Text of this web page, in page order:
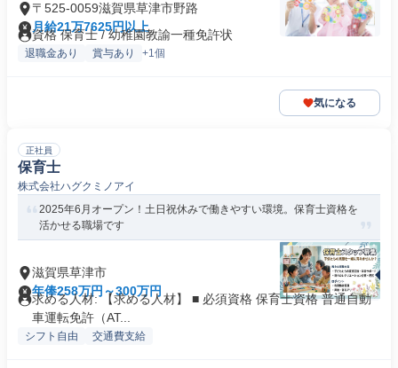
〒525-0059滋賀県草津市野路
月給21万7625円以上
資格 保育士 / 幼稚園教諭一種免許状
退職金あり 賞与あり +1個
気になる
正社員
保育士
株式会社ハグクミノアイ
2025年6月オープン！土日祝休みで働きやすい環境。保育士資格を
活かせる職場です
滋賀県草津市
年俸258万円～300万円
求める人材: 【求める人材】 ■ 必須資格 保育士資格 普通自動
車運転免許（AT...
シフト自由 交通費支給